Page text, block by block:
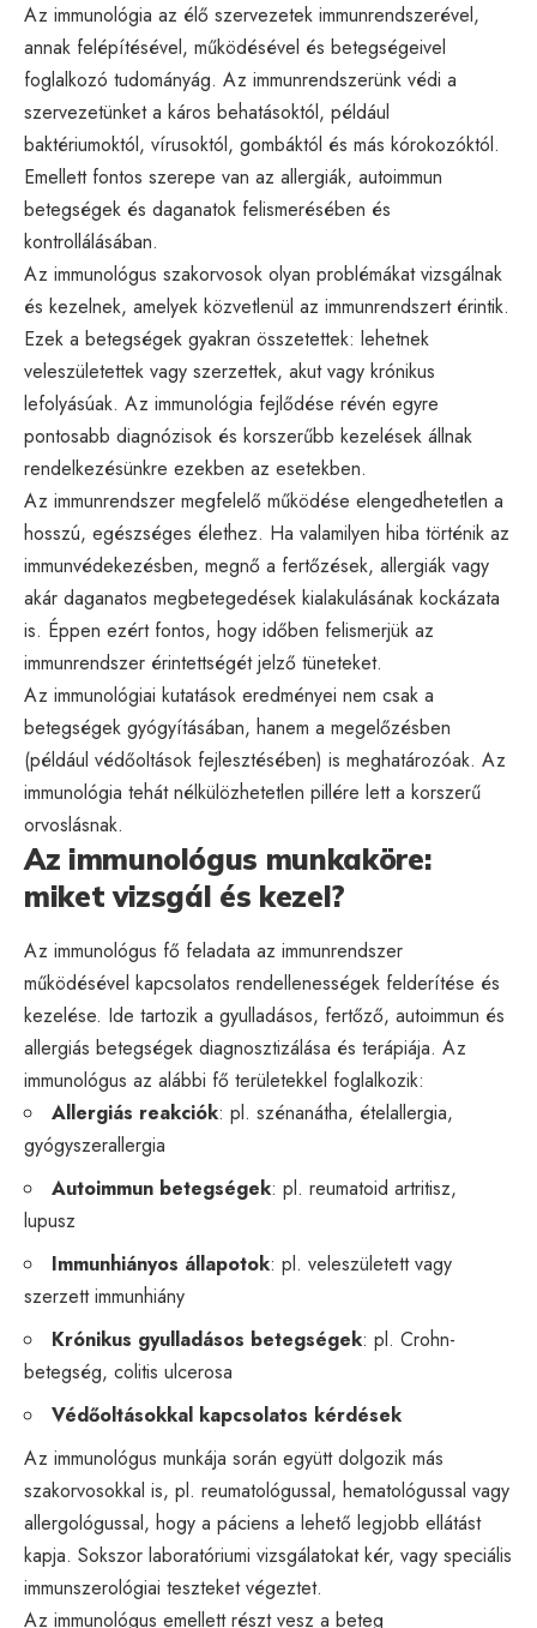
Az immunológia az élő szervezetek immunrendszerével,
annak felépítésével, működésével és betegségeivel
foglalkozó tudományág. Az immunrendszerünk védi a
szervezetünket a káros behatásoktól, például
baktériumoktól, vírusoktól, gombáktól és más kórokozóktól.
Emellett fontos szerepe van az allergiák, autoimmun
betegségek és daganatok felismerésében és
kontrollálásában.
Az immunológus szakorvosok olyan problémákat vizsgálnak
és kezelnek, amelyek közvetlenül az immunrendszert érintik.
Ezek a betegségek gyakran összetettek: lehetnek
veleszületettek vagy szerzettek, akut vagy krónikus
lefolyásúak. Az immunológia fejlődése révén egyre
pontosabb diagnózisok és korszerűbb kezelések állnak
rendelkezésünkre ezekben az esetekben.
Az immunrendszer megfelelő működése elengedhetetlen a
hosszú, egészséges élethez. Ha valamilyen hiba történik az
immunvédekezésben, megnő a fertőzések, allergiák vagy
akár daganatos megbetegedések kialakulásának kockázata
is. Éppen ezért fontos, hogy időben felismerjük az
immunrendszer érintettségét jelző tüneteket.
Az immunológiai kutatások eredményei nem csak a
betegségek gyógyításában, hanem a megelőzésben
(például védőoltások fejlesztésében) is meghatározóak. Az
immunológia tehát nélkülözhetetlen pillére lett a korszerű
orvoslásnak.
Az immunológus munkaköre:
miket vizsgál és kezel?
Az immunológus fő feladata az immunrendszer
működésével kapcsolatos rendellenességek felderítése és
kezelése. Ide tartozik a gyulladásos, fertőző, autoimmun és
allergiás betegségek diagnosztizálása és terápiája. Az
immunológus az alábbi fő területekkel foglalkozik:
Allergiás reakciók: pl. szénanátha, ételallergia,
gyógyszerallergia
Autoimmun betegségek: pl. reumatoid artritisz,
lupusz
Immunhiányos állapotok: pl. veleszületett vagy
szerzett immunhiány
Krónikus gyulladásos betegségek: pl. Crohn-
betegség, colitis ulcerosa
Védőoltásokkal kapcsolatos kérdések
Az immunológus munkája során együtt dolgozik más
szakorvosokkal is, pl. reumatológussal, hematológussal vagy
allergológussal, hogy a páciens a lehető legjobb ellátást
kapja. Sokszor laboratóriumi vizsgálatokat kér, vagy speciális
immunszerológiai teszteket végeztet.
Az immunológus emellett részt vesz a beteg